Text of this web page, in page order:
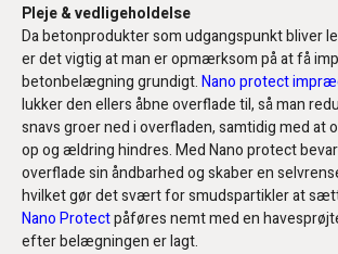
Pleje & vedligeholdelse
Da betonprodukter som udgangspunkt bliver
er det vigtig at man er opmærksom på at få
betonbelægning grundigt.Nano protect
lukker den ellers åbne overflade til, så man
snavs groer ned i overfladen, samtidig med at
op og ældring hindres. Med Nano protect
overflade sin åndbarhed og skaber en
hvilket gør det svært for smudspartikler at
Nano Protectpåføres nemt med en
efter belægningen er lagt.